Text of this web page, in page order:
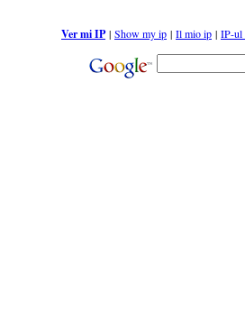
Ver mi IP| Show my ip | Il mio ip | IP-ul